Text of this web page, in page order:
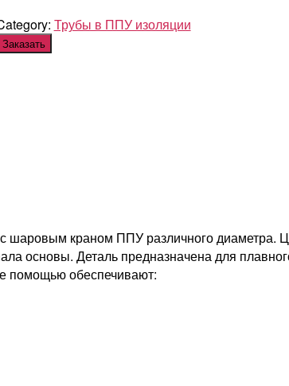
Трубы в ППУ изоляции
Заказать
шаровым краном ППУ различного диаметра.
основы. Деталь предназначена для
помощью обеспечивают: